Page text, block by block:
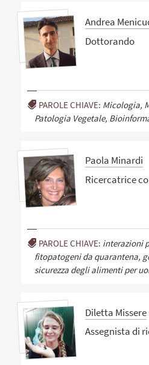
Andrea
Dottorando
PAROLE CHIAVE: Micologia,
Patologia Vegetale,
Paola Minardi
Ricercatrice
PAROLE CHIAVE: interazioni
fitopatogeni da quarantena,
sicurezza degli alimenti per
Diletta Missere
Assegnista di